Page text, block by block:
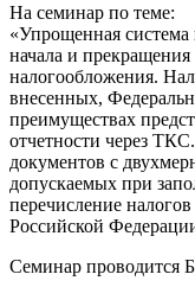
На семинар по теме:
«Упрощенная
начала и
налогообложения.
внесенных,
преимуществах
отчетности через
документов с
допускаемых при
перечисление
Российской
Семинар